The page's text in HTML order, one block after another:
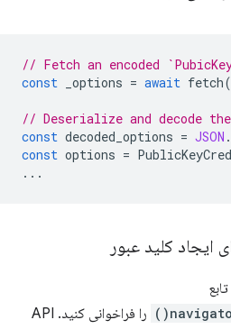
// Fetch an encoded
const
_options = await fetch(
// Deserialize and decode
const decoded_options = JSON .
const options =
...
را فراخوانی کنید. API